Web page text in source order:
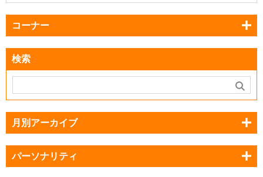
コーナー
検索
月別アーカイブ
パーソナリティ